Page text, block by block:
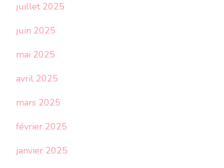
juillet 2025
juin 2025
mai 2025
avril 2025
mars 2025
février 2025
janvier 2025